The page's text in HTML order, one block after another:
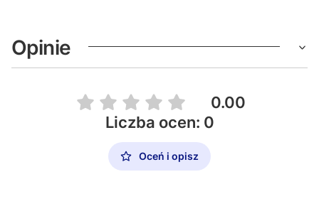
Opinie
0.00
Liczba ocen: 0
Oceń i opisz